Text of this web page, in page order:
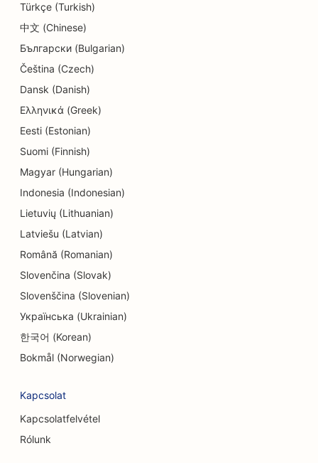
SEO a süteményboltok számára
SEO az oktatási és gyermekgondozási
szolgáltatásokhoz
SEO a Donut üzletek számára
SEO villanyszerelők számára
SEO a vegytisztítók számára
SEO elektronikai üzletek számára
SEO endodontistáknak
SEO a szórakozás és rekreáció számára
SEO a szabadulószobák számára
EO etnikai éttermek számára
SEO a Farm-to-Table éttermek számára
SEO családi éttermek számára
Türkçe (Turkish)
中文 (Chinese)
Български (Bulgarian)
Čeština (Czech)
Dansk (Danish)
Ελληνικά (Greek)
Eesti (Estonian)
Suomi (Finnish)
Magyar (Hungarian)
Indonesia (Indonesian)
Lietuvių (Lithuanian)
Latviešu (Latvian)
Română (Romanian)
Slovenčina (Slovak)
Slovenščina (Slovenian)
Українська (Ukrainian)
한국어 (Korean)
Bokmål (Norwegian)
Kapcsolat
Kapcsolatfelvétel
Rólunk